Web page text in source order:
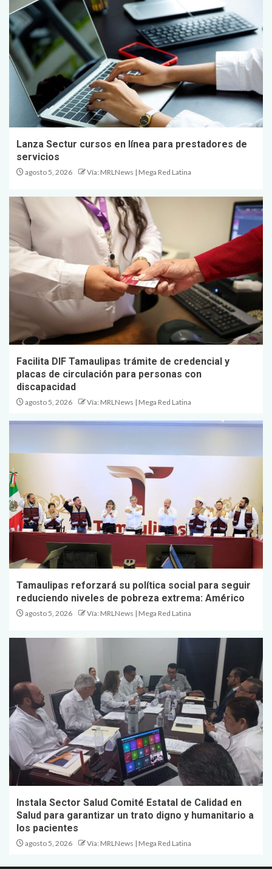
Lanza Sectur cursos en línea para prestadores de
servicios
agosto 5, 2026 Vía: MRLNews | Mega Red Latina
Facilita DIF Tamaulipas trámite de credencial y
placas de circulación para personas con
discapacidad
agosto 5, 2026 Vía: MRLNews | Mega Red Latina
Tamaulipas reforzará su política social para seguir
reduciendo niveles de pobreza extrema: Américo
agosto 5, 2026 Vía: MRLNews | Mega Red Latina
Instala Sector Salud Comité Estatal de Calidad en
Salud para garantizar un trato digno y humanitario a
los pacientes
agosto 5, 2026 Vía: MRLNews | Mega Red Latina